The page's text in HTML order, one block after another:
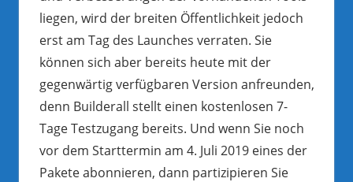
liegen, wird der breiten Öffentlichkeit jedoch
erst am Tag des Launches verraten. Sie
können sich aber bereits heute mit der
gegenwärtig verfügbaren Version anfreunden,
denn Builderall stellt einen kostenlosen 7-
Tage Testzugang bereits. Und wenn Sie noch
vor dem Starttermin am 4. Juli 2019 eines der
Pakete abonnieren, dann partizipieren Sie